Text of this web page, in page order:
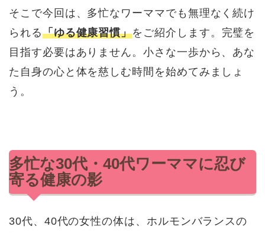
そこで今回は、多忙なワーママでも無理なく続け
られる「ゆる健康習慣」をご紹介します。完璧を
目指す必要はありません。小さな一歩から、あな
た自身の心と体を慈しむ時間を始めてみましょ
う。
多忙な30代・40代ワーママに忍び
寄る健康の影
30代、40代の女性の体は、ホルモンバランスの